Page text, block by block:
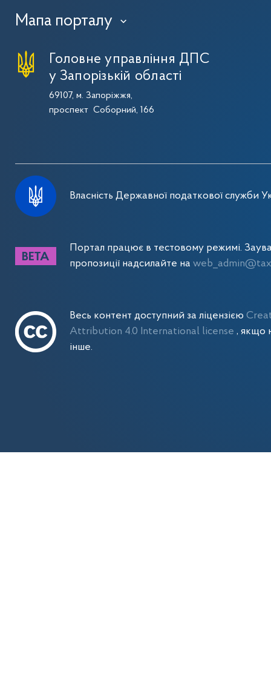
Мапа порталу ›
Головне управління ДПС
у Запорізькій області
69107, м. Запоріжжя,
проспект Соборний, 166
Власність Державної податкової служби
Портал працює в тестовому режимі.
пропозиції надсилайте на
Весь контент доступний за ліцензією
Attribution 4.0 International license , якщо
інше.